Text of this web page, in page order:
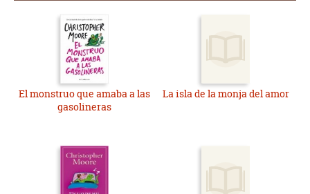
El monstruo que amaba a las
gasolineras
La isla de la monja del amor